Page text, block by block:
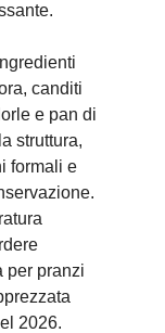
canditi
e pan di
struttura,
formali e
per pranzi
2026.